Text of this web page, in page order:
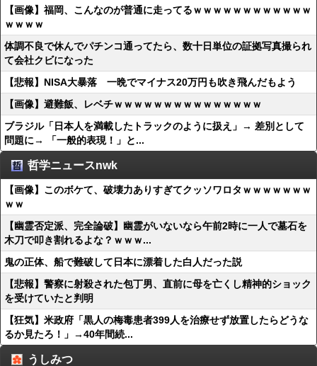
【画像】福岡、こんなのが普通に走ってるｗｗｗｗｗｗｗｗｗｗｗｗ
ｗｗｗｗ
体調不良で休んでパチンコ通ってたら、数十日単位の証拠写真撮られ
て会社クビになった
【悲報】NISA大暴落 一晩でマイナス20万円も吹き飛んだもよう
【画像】避難飯、レベチｗｗｗｗｗｗｗｗｗｗｗｗｗｗｗ
ブラジル「日本人を満載したトラックのように扱え」→ 差別として
問題に→ 「一般的表現！」と...
哲学ニュースnwk
【画像】このボケて、破壊力ありすぎてクッソワロタｗｗｗｗｗｗｗ
ｗｗ
【幽霊否定派、完全論破】幽霊がいないなら午前2時に一人で墓石を
木刀で叩き割れるよな？ｗｗｗ...
鬼の正体、船で難破して日本に漂着した白人だった説
【悲報】警察に射殺された包丁男、直前に母を亡くし精神的ショック
を受けていたと判明
【狂気】米政府「黒人の梅毒患者399人を治療せず放置したらどうな
るか見たろ！」→40年間続...
うしみつ